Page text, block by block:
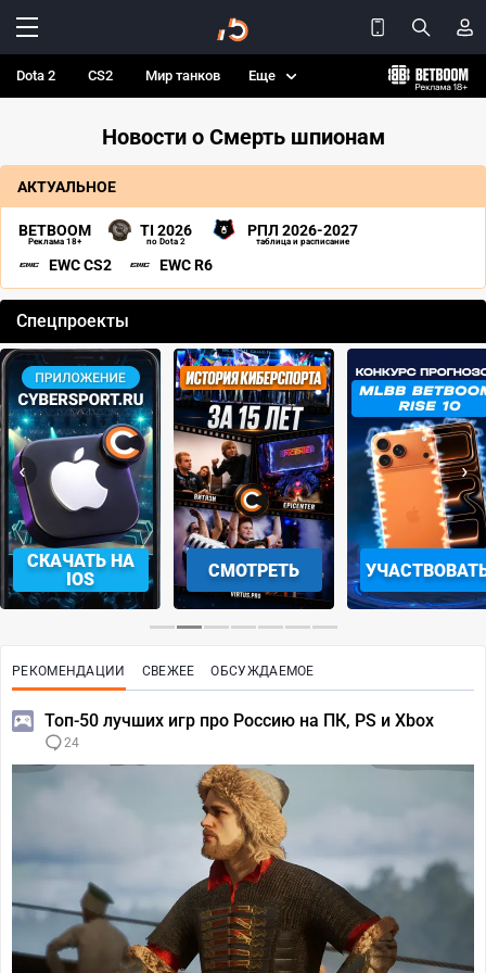
Dota 2 CS2 Мир танков Еще
Новости о Смерть шпионам
АКТУАЛЬНОЕ
BETBOOM
Реклама 18+
TI 2026
по Dota 2
РПЛ 2026-2027
таблица и расписание
EWC CS2 EWC R6
Спецпроекты
СКАЧАТЬ НА
IOS
СМОТРЕТЬ
‹ ›
РЕКОМЕНДАЦИИ СВЕЖЕЕ ОБСУЖДАЕМОЕ
Топ-50 лучших игр про Россию на ПК, PS и Xbox
24